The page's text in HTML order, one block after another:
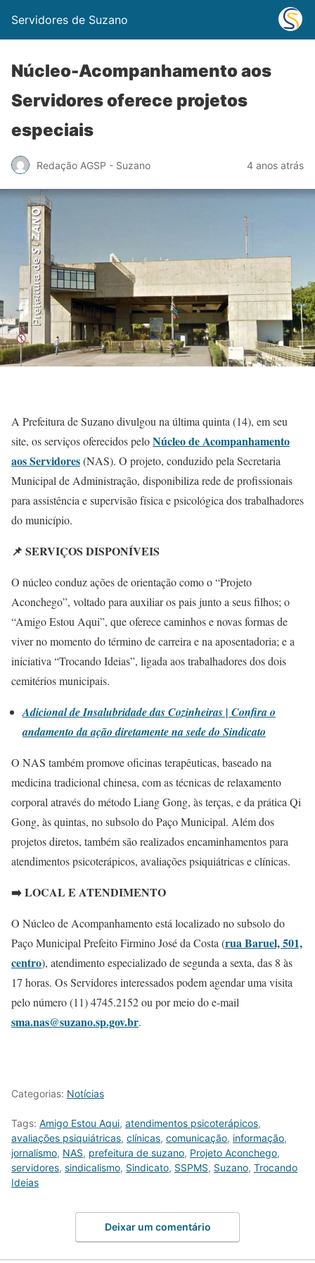
Servidores de Suzano
Núcleo-Acompanhamento aos
Servidores oferece projetos
especiais
Redação AGSP - Suzano 4 anos atrás
A Prefeitura de Suzano divulgou na última quinta (14), em seu
site, os serviços oferecidos peloNúcleo de Acompanhamento
aos Servidores(NAS). O projeto, conduzido pela Secretaria
Municipal de Administração, disponibiliza rede de profissionais
para assistência e supervisão física e psicológica dos trabalhadores
do município.
📌 SERVIÇOS DISPONÍVEIS
O núcleo conduz ações de orientação como o “Projeto
Aconchego”, voltado para auxiliar os pais junto a seus filhos; o
“Amigo Estou Aqui”, que oferece caminhos e novas formas de
viver no momento do término de carreira e na aposentadoria; e a
iniciativa “Trocando Ideias”, ligada aos trabalhadores dos dois
cemitérios municipais.
Adicional de Insalubridade das Cozinheiras | Confira o
andamento da ação diretamente na sede do Sindicato
O NAS também promove oficinas terapêuticas, baseado na
medicina tradicional chinesa, com as técnicas de relaxamento
corporal através do método Liang Gong, às terças, e da prática Qi
Gong, às quintas, no subsolo do Paço Municipal. Além dos
projetos diretos, também são realizados encaminhamentos para
atendimentos psicoterápicos, avaliações psiquiátricas e clínicas.
➡️ LOCAL E ATENDIMENTO
O Núcleo de Acompanhamento está localizado no subsolo do
Paço Municipal Prefeito Firmino José da Costa (rua Baruel, 501,
centro), atendimento especializado de segunda a sexta, das 8 às
17 horas. Os Servidores interessados podem agendar uma visita
pelo número (11) 4745.2152 ou por meio do e-mail
sma.nas@suzano.sp.gov.br.
Categorias: Notícias
Tags: Amigo Estou Aqui, atendimentos psicoterápicos,
avaliações psiquiátricas, clínicas, comunicação, informação,
jornalismo, NAS, prefeitura de suzano, Projeto Aconchego,
servidores, sindicalismo, Sindicato, SSPMS, Suzano, Trocando
Ideias
Deixar um comentário